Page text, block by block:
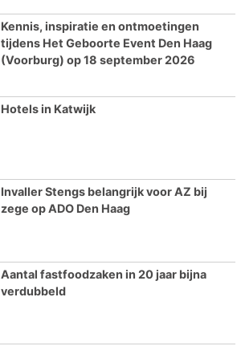
Kennis, inspiratie en ontmoetingen
tijdens Het Geboorte Event Den Haag
(Voorburg) op 18 september 2026
Hotels in Katwijk
Invaller Stengs belangrijk voor AZ bij
zege op ADO Den Haag
Aantal fastfoodzaken in 20 jaar bijna
verdubbeld